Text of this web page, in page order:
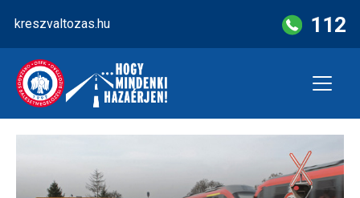
content
kreszvaltozas.hu 112